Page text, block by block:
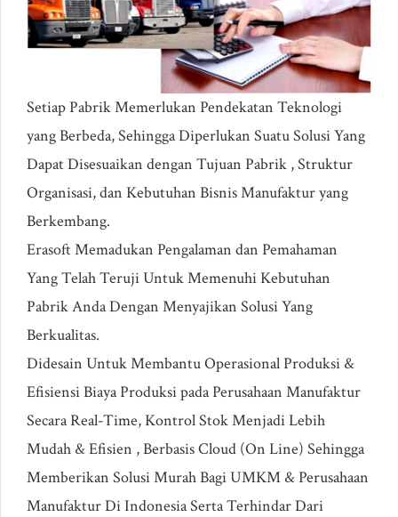
Setiap Pabrik Memerlukan Pendekatan Teknologi
yang Berbeda, Sehingga Diperlukan Suatu Solusi Yang
Dapat Disesuaikan dengan Tujuan Pabrik , Struktur
Organisasi, dan Kebutuhan Bisnis Manufaktur yang
Berkembang.
Erasoft Memadukan Pengalaman dan Pemahaman
Yang Telah Teruji Untuk Memenuhi Kebutuhan
Pabrik Anda Dengan Menyajikan Solusi Yang
Berkualitas.
Didesain Untuk Membantu Operasional Produksi &
Efisiensi Biaya Produksi pada Perusahaan Manufaktur
Secara Real-Time, Kontrol Stok Menjadi Lebih
Mudah & Efisien , Berbasis Cloud (On Line) Sehingga
Memberikan Solusi Murah Bagi UMKM & Perusahaan
Manufaktur Di Indonesia Serta Terhindar Dari